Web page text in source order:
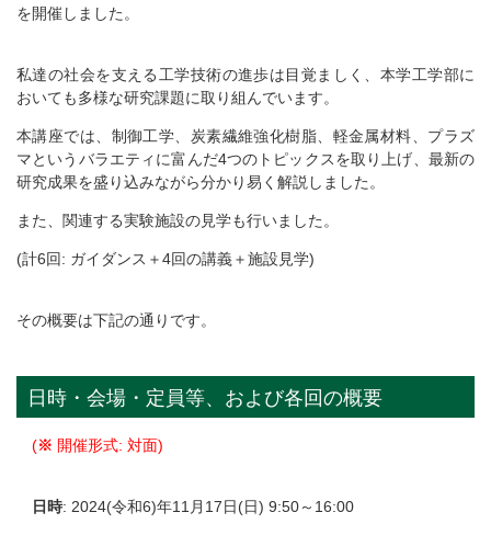
を開催しました。
私達の社会を支える工学技術の進歩は目覚ましく、本学工学部に
おいても多様な研究課題に取り組んでいます。
本講座では、制御工学、炭素繊維強化樹脂、軽金属材料、プラズ
マというバラエティに富んだ4つのトピックスを取り上げ、最新の
研究成果を盛り込みながら分かり易く解説しました。
また、関連する実験施設の見学も行いました。
(計6回: ガイダンス＋4回の講義＋施設見学)
その概要は下記の通りです。
日時・会場・定員等、および各回の概要
(※ 開催形式: 対面)
日時: 2024(令和6)年11月17日(日) 9:50～16:00